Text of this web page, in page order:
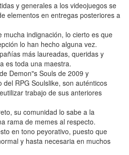
y generales a los videojuegos se
elementos en entregas posteriores a
mucha indignación, lo cierto es que
lo han hecho alguna vez.
más laureadas, queridas y
es toda una maestra.
Demon"s Souls de 2009 y
RPG Soulslike, son auténticos
trabajo de sus anteriores
su comunidad lo sabe a la
rama de memes al respecto.
en tono peyorativo, puesto que
y hasta necesaria en muchos